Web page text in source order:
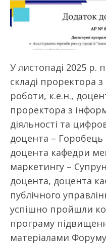
У листопаді 2025 р.
складі проректора з
роботи, к.е.н.,
проректора з
діяльності та
доцента –
доцента кафедри
маркетингу –
доцента, доцента
публічного
успішно пройшли
програму
матеріалами